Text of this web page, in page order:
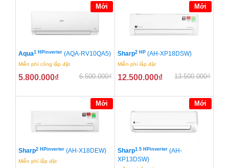
Mới
Aqua1 HPinverter (AQA-RV10QA5)
Miễn phí công lắp đặt
5.800.000₫ 6.500.000₫
Mới
Sharp2 HP (AH-XP18DSW)
Miễn phí lắp đặt
12.500.000₫ 13.500.000₫
Mới
Sharp2 HPinverter (AH-X18DEW)
Miễn phí lắp đặt
Mới
Sharp1.5 HPinverter (AH-
XP13DSW)